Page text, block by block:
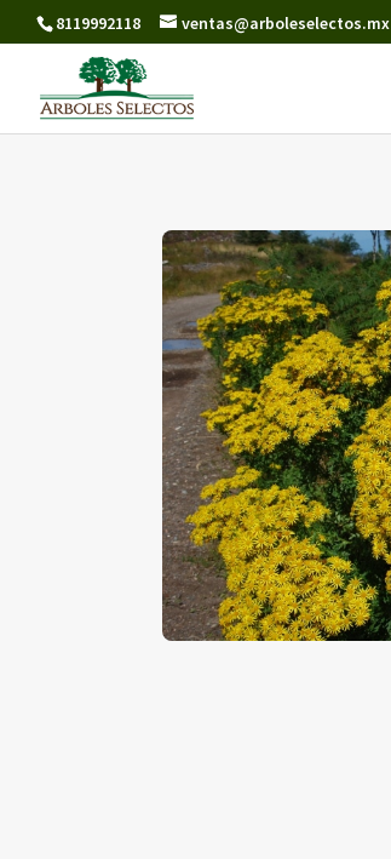
8119992118 ventas@arboleselectos.mx